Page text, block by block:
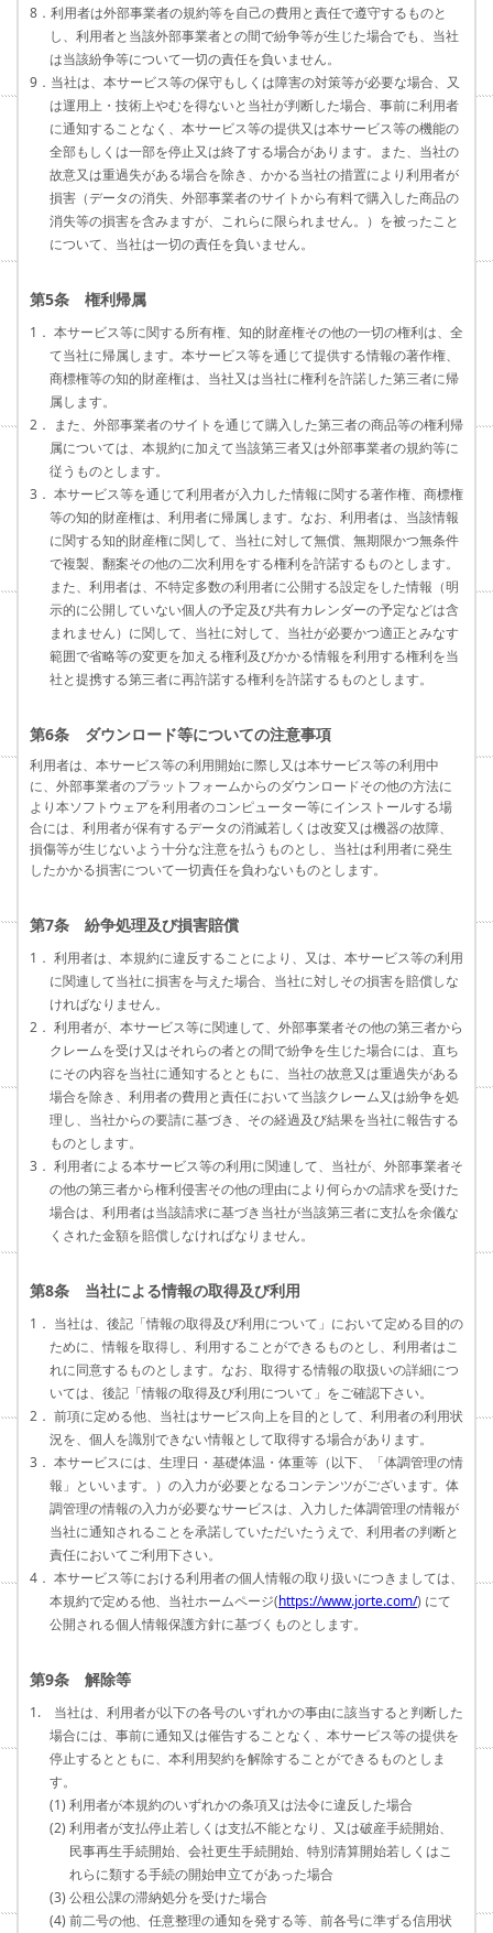
8．利用者は外部事業者の規約等を自己の費用と責任で遵守するものと
し、利用者と当該外部事業者との間で紛争等が生じた場合でも、当社
は当該紛争等について一切の責任を負いません。
9．当社は、本サービス等の保守もしくは障害の対策等が必要な場合、又
は運用上・技術上やむを得ないと当社が判断した場合、事前に利用者
に通知することなく、本サービス等の提供又は本サービス等の機能の
全部もしくは一部を停止又は終了する場合があります。また、当社の
故意又は重過失がある場合を除き、かかる当社の措置により利用者が
損害（データの消失、外部事業者のサイトから有料で購入した商品の
消失等の損害を含みますが、これらに限られません。）を被ったこと
について、当社は一切の責任を負いません。
第5条 権利帰属
1． 本サービス等に関する所有権、知的財産権その他の一切の権利は、全
て当社に帰属します。本サービス等を通じて提供する情報の著作権、
商標権等の知的財産権は、当社又は当社に権利を許諾した第三者に帰
属します。
2． また、外部事業者のサイトを通じて購入した第三者の商品等の権利帰
属については、本規約に加えて当該第三者又は外部事業者の規約等に
従うものとします。
3． 本サービス等を通じて利用者が入力した情報に関する著作権、商標権
等の知的財産権は、利用者に帰属します。なお、利用者は、当該情報
に関する知的財産権に関して、当社に対して無償、無期限かつ無条件
で複製、翻案その他の二次利用をする権利を許諾するものとします。
また、利用者は、不特定多数の利用者に公開する設定をした情報（明
示的に公開していない個人の予定及び共有カレンダーの予定などは含
まれません）に関して、当社に対して、当社が必要かつ適正とみなす
範囲で省略等の変更を加える権利及びかかる情報を利用する権利を当
社と提携する第三者に再許諾する権利を許諾するものとします。
第6条 ダウンロード等についての注意事項
利用者は、本サービス等の利用開始に際し又は本サービス等の利用中
に、外部事業者のプラットフォームからのダウンロードその他の方法に
より本ソフトウェアを利用者のコンピューター等にインストールする場
合には、利用者が保有するデータの消滅若しくは改変又は機器の故障、
損傷等が生じないよう十分な注意を払うものとし、当社は利用者に発生
したかかる損害について一切責任を負わないものとします。
第7条 紛争処理及び損害賠償
1． 利用者は、本規約に違反することにより、又は、本サービス等の利用
に関連して当社に損害を与えた場合、当社に対しその損害を賠償しな
ければなりません。
2． 利用者が、本サービス等に関連して、外部事業者その他の第三者から
クレームを受け又はそれらの者との間で紛争を生じた場合には、直ち
にその内容を当社に通知するとともに、当社の故意又は重過失がある
場合を除き、利用者の費用と責任において当該クレーム又は紛争を処
理し、当社からの要請に基づき、その経過及び結果を当社に報告する
ものとします。
3． 利用者による本サービス等の利用に関連して、当社が、外部事業者そ
の他の第三者から権利侵害その他の理由により何らかの請求を受けた
場合は、利用者は当該請求に基づき当社が当該第三者に支払を余儀な
くされた金額を賠償しなければなりません。
第8条 当社による情報の取得及び利用
1． 当社は、後記「情報の取得及び利用について」において定める目的の
ために、情報を取得し、利用することができるものとし、利用者はこ
れに同意するものとします。なお、取得する情報の取扱いの詳細につ
いては、後記「情報の取得及び利用について」をご確認下さい。
2． 前項に定める他、当社はサービス向上を目的として、利用者の利用状
況を、個人を識別できない情報として取得する場合があります。
3． 本サービスには、生理日・基礎体温・体重等（以下、「体調管理の情
報」といいます。）の入力が必要となるコンテンツがございます。体
調管理の情報の入力が必要なサービスは、入力した体調管理の情報が
当社に通知されることを承諾していただいたうえで、利用者の判断と
責任においてご利用下さい。
4． 本サービス等における利用者の個人情報の取り扱いにつきましては、
本規約で定める他、当社ホームページ(https://www.jorte.com/) にて
公開される個人情報保護方針に基づくものとします。
第9条 解除等
1. 当社は、利用者が以下の各号のいずれかの事由に該当すると判断した
場合には、事前に通知又は催告することなく、本サービス等の提供を
停止するとともに、本利用契約を解除することができるものとしま
す。
(1) 利用者が本規約のいずれかの条項又は法令に違反した場合
(2) 利用者が支払停止若しくは支払不能となり、又は破産手続開始、
民事再生手続開始、会社更生手続開始、特別清算開始若しくはこ
れらに類する手続の開始申立てがあった場合
(3) 公租公課の滞納処分を受けた場合
(4) 前二号の他、任意整理の通知を発する等、前各号に準ずる信用状